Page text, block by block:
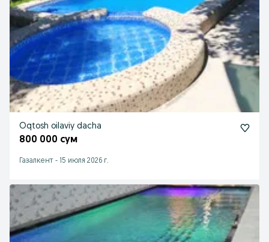
Oqtosh oilaviy dacha
800 000 сум
Газалкент - 15 июля 2026 г.